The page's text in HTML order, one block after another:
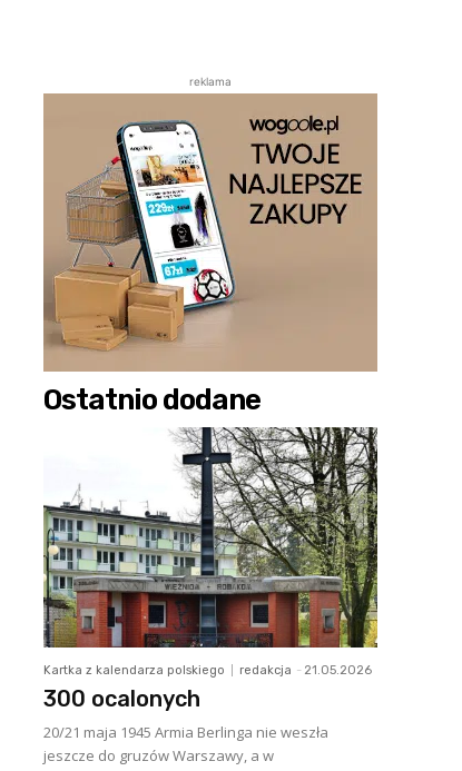
reklama
Ostatnio dodane
Kartka z kalendarza polskiego redakcja - 21.05.2026
300 ocalonych
20/21 maja 1945 Armia Berlinga nie weszła
jeszcze do gruzów Warszawy, a w